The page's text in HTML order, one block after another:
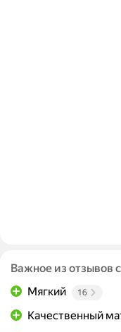
Важное из отзывов
Мягкий
16
Качественный